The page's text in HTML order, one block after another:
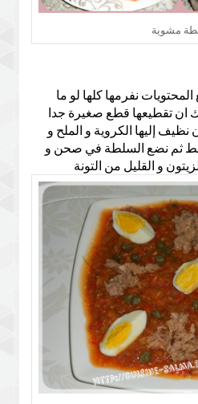
مشوية
نفرمها كلها لو ما
ان تقطيعها قطع صغيرة جدا
إليها الكروية و الملح و
ثم نضع السلطة في صحن و
و القليل من التونة